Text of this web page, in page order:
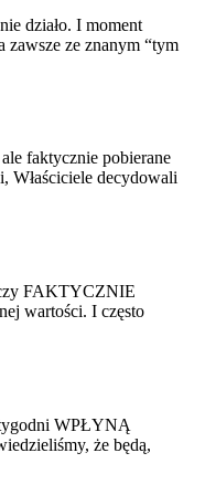
działo. I moment
zawsze ze znanym “tym
faktycznie pobierane
Właściciele decydowali
FAKTYCZNIE
wartości. I często
WPŁYNĄ
że będą,